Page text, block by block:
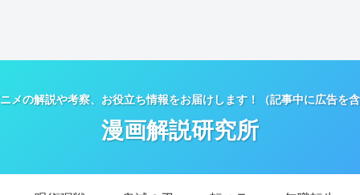
メの解説や考察、お役立ち情報をお届けします！（記事中に広告を
漫画解説研究所